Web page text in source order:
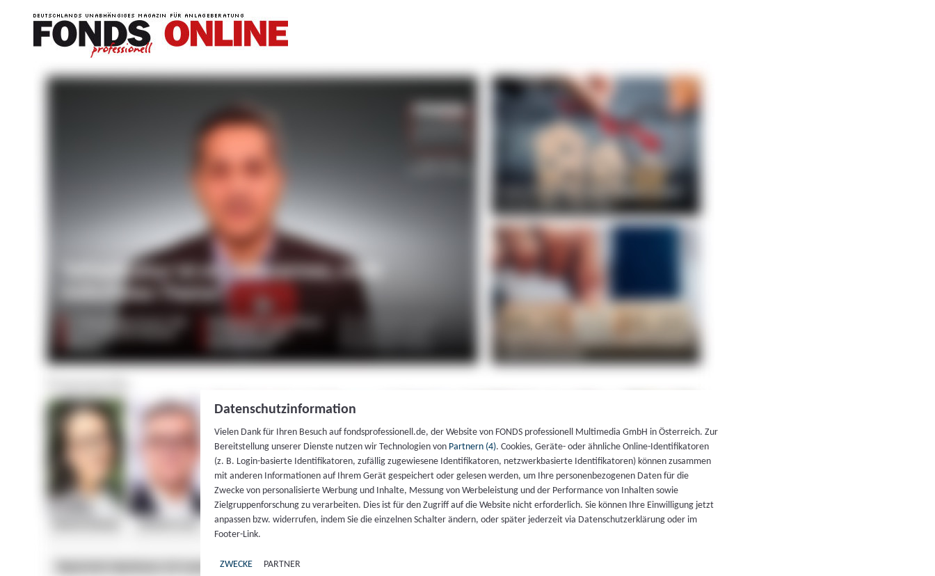
Datenschutzinformation
Vielen Dank für Ihren Besuch auf fondsprofessionell.de, der Website von FONDS professionell Multimedia GmbH in Österreich. Zur
Bereitstellung unserer Dienste nutzen wir Technologien von Partnern (4). Cookies, Geräte- oder ähnliche Online-Identifikatoren
(z. B. Login-basierte Identifikatoren, zufällig zugewiesene Identifikatoren, netzwerkbasierte Identifikatoren) können zusammen
mit anderen Informationen auf Ihrem Gerät gespeichert oder gelesen werden, um Ihre personenbezogenen Daten für die
Zwecke von personalisierte Werbung und Inhalte, Messung von Werbeleistung und der Performance von Inhalten sowie
Zielgruppenforschung zu verarbeiten. Dies ist für den Zugriff auf die Website nicht erforderlich. Sie können Ihre Einwilligung jetzt
anpassen bzw. widerrufen, indem Sie die einzelnen Schalter ändern, oder später jederzeit via Datenschutzerklärung oder im
Footer-Link.
ZWECKE PARTNER